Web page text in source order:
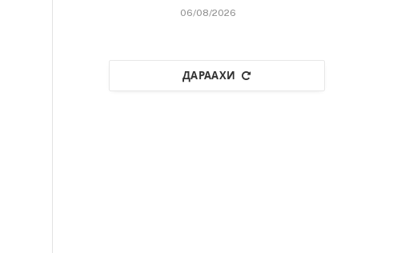
06/08/2026
ДАРААХИ